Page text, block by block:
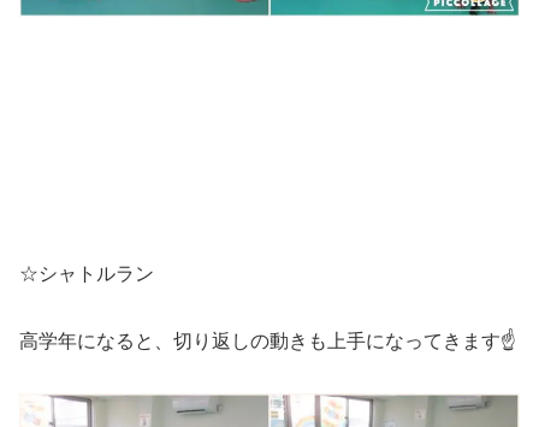
☆シャトルラン
高学年になると、切り返しの動きも上手になってきます☝